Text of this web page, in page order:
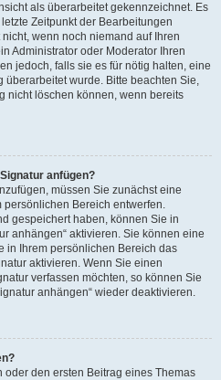
als überarbeitet gekennzeichnet. Es
Zeitpunkt der Bearbeitungen
wenn noch niemand auf Ihren
Administrator oder Moderator Ihren
jedoch, falls sie es für nötig halten, eine
überarbeitet wurde. Bitte beachten Sie,
nicht löschen können, wenn bereits
anfügen?
müssen Sie zunächst eine
Bereich entwerfen.
gespeichert haben, können Sie in
anhängen“ aktivieren. Sie können eine
in Ihrem persönlichen Bereich das
aktivieren. Wenn Sie einen
verfassen möchten, so können Sie
anhängen“ wieder deaktivieren.
den ersten Beitrag eines Themas